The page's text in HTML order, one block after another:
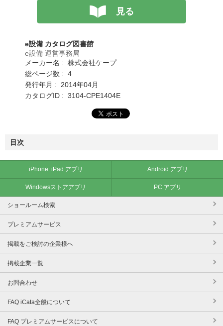
見る
e設備 カタログ図書館
e設備 運営事務局
メーカー名 : 株式会社ケープ
総ページ数 : 4
発行年月 : 2014年04月
カタログID : 3104-CPE1404E
目次
iPhone･iPad アプリ Android アプリ
Windowsストアアプリ PC アプリ
ショールーム検索
プレミアムサービス
掲載をご検討の企業様へ
掲載企業一覧
お問合わせ
FAQ iCata全般について
FAQ プレミアムサービスについて